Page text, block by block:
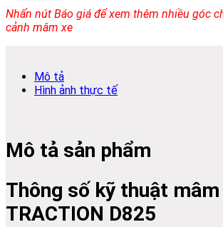
Nhấn nút Báo giá để xem thêm nhiều góc
cảnh mâm xe
Mô tả
Hình ảnh thực tế
Mô tả sản phẩm
Thông số kỹ thuật mâm
TRACTION D825